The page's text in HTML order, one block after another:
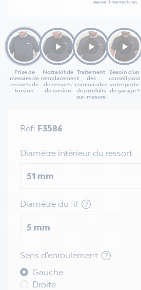
Prise de
mesures de
ressorts de
torsion
Notre kit de
remplacement
de ressorts
de torsion
Traitement
des
commandes
de produits
sur-mesure
Besoin d'un
conseil pour
votre porte
de garage ?
Réf: F3586
Diamètre intérieur du ressort
Diamètre du fil
Sens d'enroulement
Gauche
Droite